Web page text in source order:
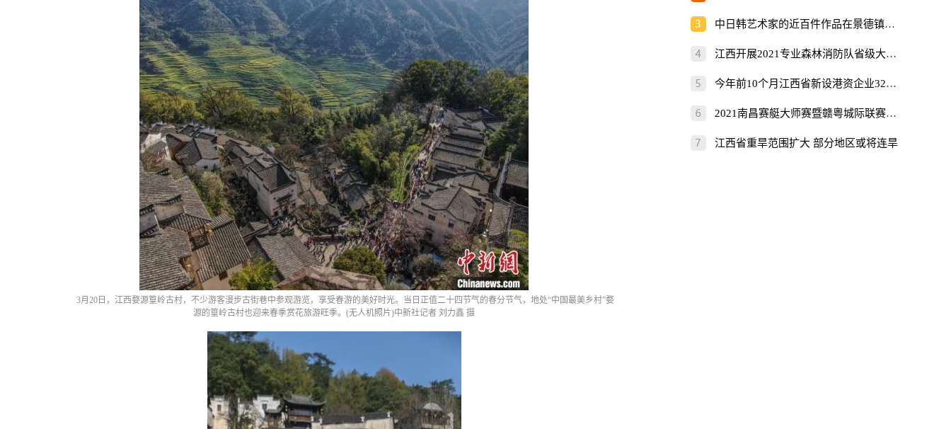
3月20日，江西婺源篁岭古村，不少游客漫步古街巷中参观游览，享受春游的美好时光。当日正值二十四节气的春分节气，地处“中国最美乡村”婺
源的篁岭古村也迎来春季赏花旅游旺季。(无人机照片)中新社记者 刘力鑫 摄
中日韩艺术家的近百件作品在景德镇展出
江西开展2021专业森林消防队省级大比武
今年前10个月江西省新设港资企业325家
2021南昌赛艇大师赛暨赣粤城际联赛开赛
江西省重旱范围扩大 部分地区或将连旱